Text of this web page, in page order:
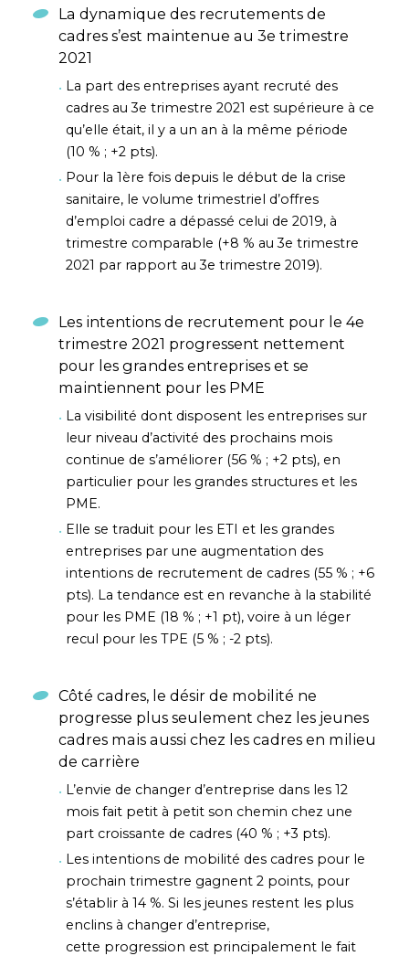
La dynamique des recrutements de
cadres s’est maintenue au 3e trimestre
2021
La part des entreprises ayant recruté des
cadres au 3e trimestre 2021 est supérieure à ce
qu’elle était, il y a un an à la même période
(10 % ; +2 pts).
Pour la 1ère fois depuis le début de la crise
sanitaire, le volume trimestriel d’offres
d’emploi cadre a dépassé celui de 2019, à
trimestre comparable (+8 % au 3e trimestre
2021 par rapport au 3e trimestre 2019).
Les intentions de recrutement pour le 4e
trimestre 2021 progressent nettement
pour les grandes entreprises et se
maintiennent pour les PME
La visibilité dont disposent les entreprises sur
leur niveau d’activité des prochains mois
continue de s’améliorer (56 % ; +2 pts), en
particulier pour les grandes structures et les
PME.
Elle se traduit pour les ETI et les grandes
entreprises par une augmentation des
intentions de recrutement de cadres (55 % ; +6
pts). La tendance est en revanche à la stabilité
pour les PME (18 % ; +1 pt), voire à un léger
recul pour les TPE (5 % ; -2 pts).
Côté cadres, le désir de mobilité ne
progresse plus seulement chez les jeunes
cadres mais aussi chez les cadres en milieu
de carrière
L’envie de changer d’entreprise dans les 12
mois fait petit à petit son chemin chez une
part croissante de cadres (40 % ; +3 pts).
Les intentions de mobilité des cadres pour le
prochain trimestre gagnent 2 points, pour
s’établir à 14 %. Si les jeunes restent les plus
enclins à changer d’entreprise,
cette progression est principalement le fait